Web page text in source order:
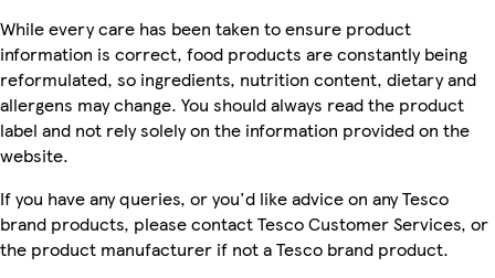
While every care has been taken to ensure product
information is correct, food products are constantly being
reformulated, so ingredients, nutrition content, dietary and
allergens may change. You should always read the product
label and not rely solely on the information provided on the
website.
If you have any queries, or you'd like advice on any Tesco
brand products, please contact Tesco Customer Services, or
the product manufacturer if not a Tesco brand product.